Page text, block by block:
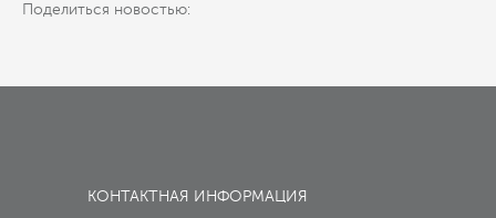
Поделиться новостью:
КОНТАКТНАЯ ИНФОРМАЦИЯ